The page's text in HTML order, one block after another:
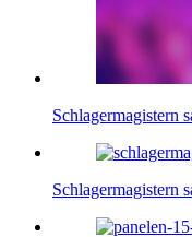
Schlagermagistern
Schlagermagistern